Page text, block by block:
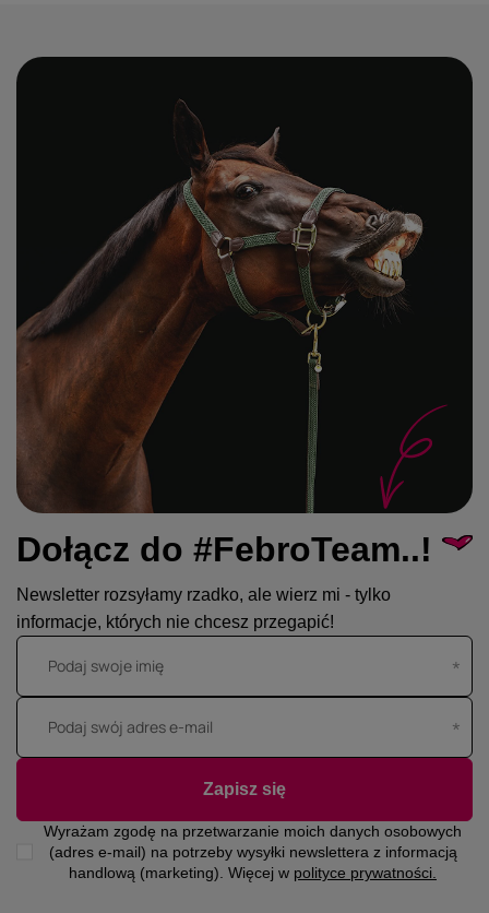
Dołącz do #FebroTeam..!
Newsletter rozsyłamy rzadko, ale wierz mi - tylko
informacje, których nie chcesz przegapić!
Podaj swoje imię
Podaj swój adres e-mail
Wyrażam zgodę na przetwarzanie moich danych osobowych
(adres e-mail) na potrzeby wysyłki newslettera z informacją
handlową (marketing). Więcej w polityce prywatności.
Zapisz się